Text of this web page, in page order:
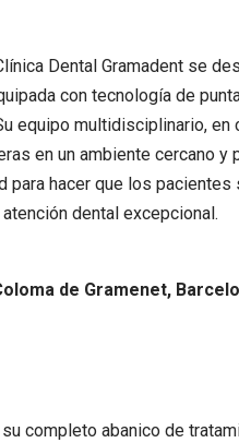
Dental Gramadent se
con tecnología de
equipo multidisciplinario,
en un ambiente cercano
hacer que los
dental excepcional.
de Gramenet,
completo abanico de